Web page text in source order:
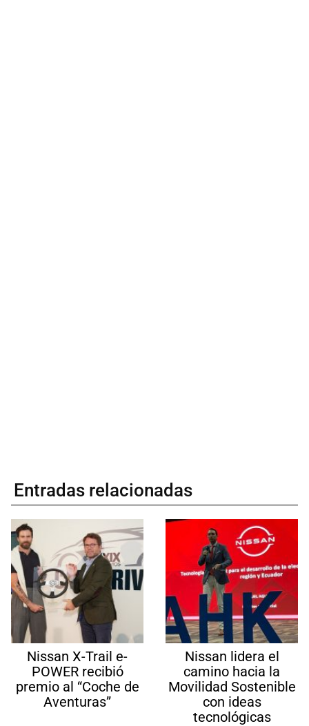
Entradas relacionadas
Nissan X-Trail e-
POWER recibió
premio al “Coche de
Aventuras”
Nissan lidera el
camino hacia la
Movilidad Sostenible
con ideas
tecnológicas